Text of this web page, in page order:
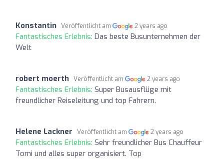
Konstantin Veröffentlicht am 2 years ago
Fantastisches Erlebnis: Das beste Busunternehmen der
Welt
robert moerth Veröffentlicht am 2 years ago
Fantastisches Erlebnis: Super Busausflüge mit
freundlicher Reiseleitung und top Fahrern.
Helene Lackner Veröffentlicht am 2 years ago
Fantastisches Erlebnis: Sehr freundlicher Bus Chauffeur
Tomi und alles super organisiert. Top